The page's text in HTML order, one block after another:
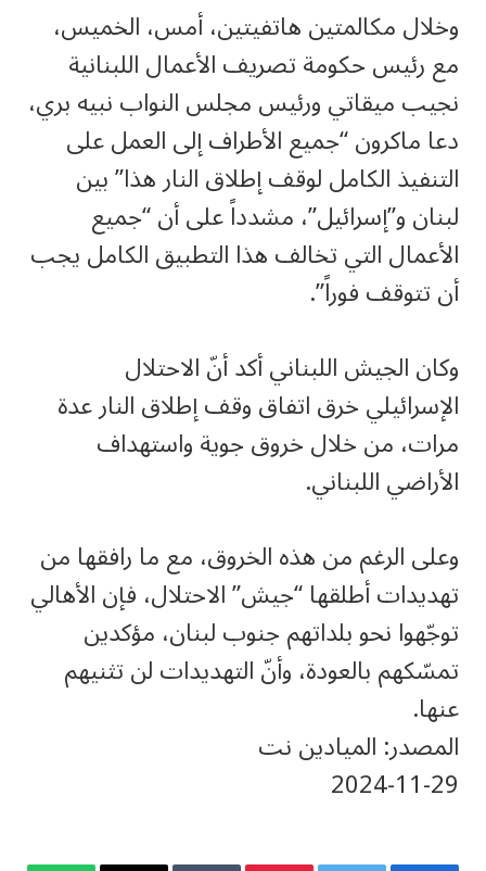
وخلال مكالمتين هاتفيتين، أمس، الخميس،
مع رئيس حكومة تصريف الأعمال اللبنانية
نجيب ميقاتي ورئيس مجلس النواب نبيه بري،
دعا ماكرون “جميع الأطراف إلى العمل على
التنفيذ الكامل لوقف إطلاق النار هذا” بين
لبنان و”إسرائيل”، مشدداً على أن “جميع
الأعمال التي تخالف هذا التطبيق الكامل يجب
أن تتوقف فوراً”.
وكان الجيش اللبناني أكد أنّ الاحتلال
الإسرائيلي خرق اتفاق وقف إطلاق النار عدة
مرات، من خلال خروق جوية واستهداف
الأراضي اللبناني.
وعلى الرغم من هذه الخروق، مع ما رافقها من
تهديدات أطلقها “جيش” الاحتلال، فإن الأهالي
توجّهوا نحو بلداتهم جنوب لبنان، مؤكدين
تمسّكهم بالعودة، وأنّ التهديدات لن تثنيهم
عنها.
المصدر: الميادين نت
‎2024-‎11-‎29